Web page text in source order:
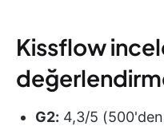
Kissflow
G2: 4,3/5